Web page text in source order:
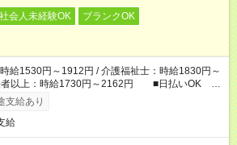
社会人未経験OK
ブランクOK
給1530円～1912円 / 介護福祉士：時給1830円～
者以上：時給1730円～2162円 ■日払いOK ■
円（時給1530円×8h）
支給あり
給